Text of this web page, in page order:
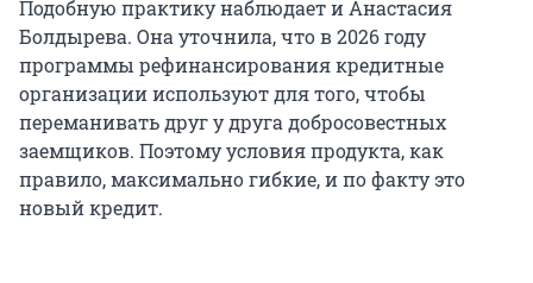
Подобную практику наблюдает и Анастасия
Болдырева. Она уточнила, что в 2026 году
программы рефинансирования кредитные
организации используют для того, чтобы
переманивать друг у друга добросовестных
заемщиков. Поэтому условия продукта, как
правило, максимально гибкие, и по факту это
новый кредит.